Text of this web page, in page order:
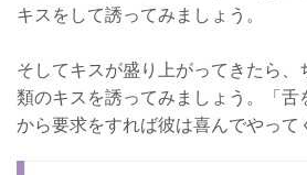
キスをして誘ってみましょう。
そしてキスが盛り上がってきたら
類のキスを誘ってみましょう。「舌
から要求をすれば彼は喜んでやって